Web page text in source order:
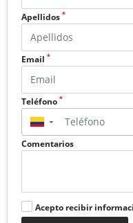
Apellidos *
Email *
Teléfono *
▼
Comentarios
Acepto recibir